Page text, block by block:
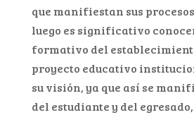
que manifiestan sus
luego es significativo
formativo del
proyecto educativo
su visión, ya que así se
del estudiante y del